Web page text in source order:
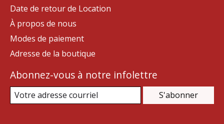
Date de retour de Location
À propos de nous
Modes de paiement
Adresse de la boutique
Abonnez-vous à notre infolettre
S'abonner